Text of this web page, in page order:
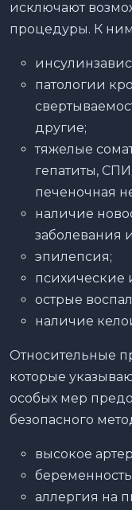
исключают
процедуры. К ним
патологии
другие;
тяжелые
гепатиты,
печеночная
наличие
заболевания
эпилепсия;
психические
острые
наличие
Относительные
которые
особых мер
безопасного
высокое
аллергия на